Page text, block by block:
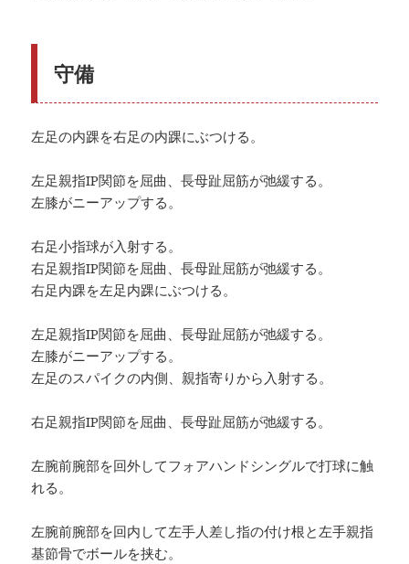
守備
左足の内踝を右足の内踝にぶつける。
左足親指IP関節を屈曲、長母趾屈筋が弛緩する。
左膝がニーアップする。
右足小指球が入射する。
右足親指IP関節を屈曲、長母趾屈筋が弛緩する。
右足内踝を左足内踝にぶつける。
左足親指IP関節を屈曲、長母趾屈筋が弛緩する。
左膝がニーアップする。
左足のスパイクの内側、親指寄りから入射する。
右足親指IP関節を屈曲、長母趾屈筋が弛緩する。
左腕前腕部を回外してフォアハンドシングルで打球に触
れる。
左腕前腕部を回内して左手人差し指の付け根と左手親指
基節骨でボールを挟む。